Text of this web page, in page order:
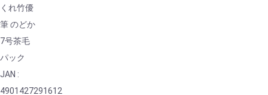
くれ竹優
筆 のどか
7号茶毛
パック
JAN :
4901427291612